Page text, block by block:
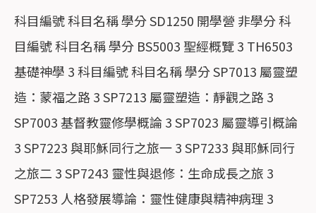
科目編號 科目名稱 學分 SD1250 開學營 非學分 科
目編號 科目名稱 學分 BS5003 聖經概覽 3 TH6503
基礎神學 3 科目編號 科目名稱 學分 SP7013 屬靈塑
造：蒙福之路 3 SP7213 屬靈塑造：靜觀之路 3
SP7003 基督教靈修學概論 3 SP7023 屬靈導引概論
3 SP7223 與耶穌同行之旅一 3 SP7233 與耶穌同行
之旅二 3 SP7243 靈性與退修：生命成長之旅 3
SP7253 人格發展導論：靈性健康與精神病理 3